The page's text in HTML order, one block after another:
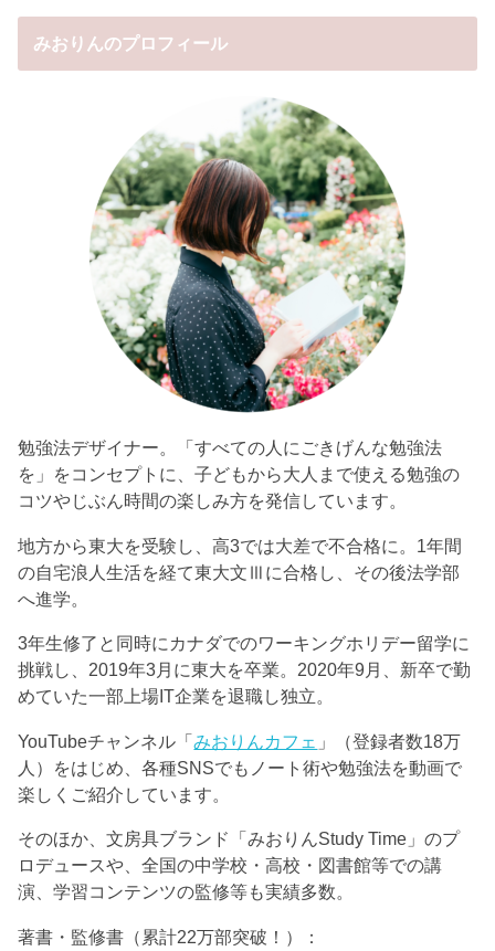
みおりんのプロフィール
勉強法デザイナー。「すべての人にごきげんな勉強法
を」をコンセプトに、子どもから大人まで使える勉強の
コツやじぶん時間の楽しみ方を発信しています。
地方から東大を受験し、高3では大差で不合格に。1年間
の自宅浪人生活を経て東大文Ⅲに合格し、その後法学部
へ進学。
3年生修了と同時にカナダでのワーキングホリデー留学に
挑戦し、2019年3月に東大を卒業。2020年9月、新卒で勤
めていた一部上場IT企業を退職し独立。
YouTubeチャンネル「みおりんカフェ 」（登録者数18万
人）をはじめ、各種SNSでもノート術や勉強法を動画で
楽しくご紹介しています。
そのほか、文房具ブランド「みおりんStudy Time」のプ
ロデュースや、全国の中学校・高校・図書館等での講
演、学習コンテンツの監修等も実績多数。
著書・監修書（累計22万部突破！）：